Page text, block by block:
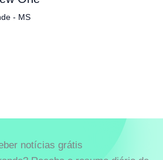
- MS
notícias grátis